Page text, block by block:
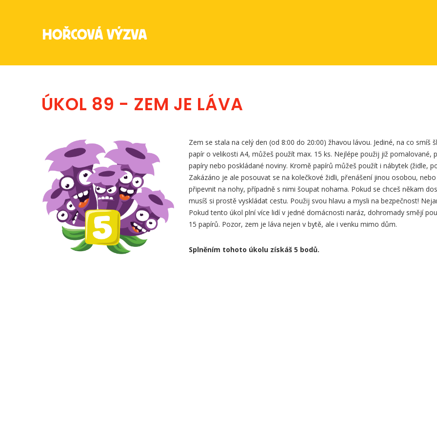
ÚKOL 89 - ZEM JE LÁVA
Zem se stala na celý den (od 8:00 do 20:00) žhavou lávou. Jediné, na co smíš
papír o velikosti A4, můžeš použít max. 15 ks. Nejlépe použij již pomalované,
papíry nebo poskládané noviny. Kromě papírů můžeš použít i nábytek (židle,
Zakázáno je ale posouvat se na kolečkové židli, přenášení jinou osobou,
připevnit na nohy, případně s nimi šoupat nohama. Pokud se chceš někam
musíš si prostě vyskládat cestu. Použij svou hlavu a mysli na bezpečnost!
Pokud tento úkol plní více lidí v jedné domácnosti naráz, dohromady smějí
15 papírů. Pozor, zem je láva nejen v bytě, ale i venku mimo dům.
Splněním tohoto úkolu získáš 5 bodů.